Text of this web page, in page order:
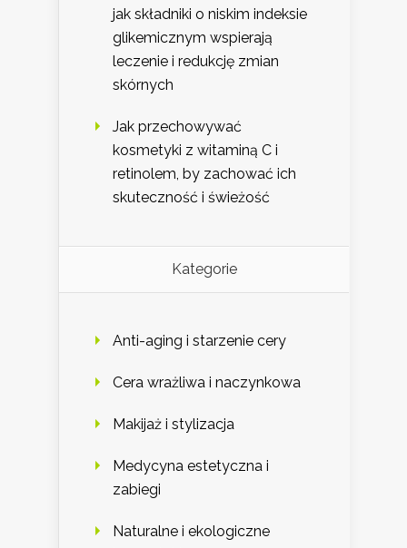
jak składniki o niskim indeksie
glikemicznym wspierają
leczenie i redukcję zmian
skórnych
Jak przechowywać
kosmetyki z witaminą C i
retinolem, by zachować ich
skuteczność i świeżość
Kategorie
Anti-aging i starzenie cery
Cera wrażliwa i naczynkowa
Makijaż i stylizacja
Medycyna estetyczna i
zabiegi
Naturalne i ekologiczne